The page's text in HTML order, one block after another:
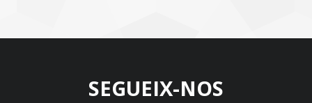
SEGUEIX-NOS